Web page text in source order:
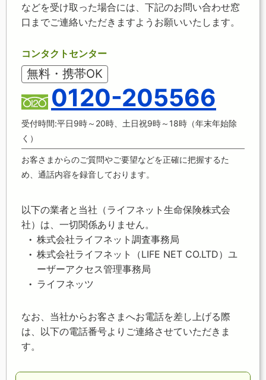
などを受け取った場合には、下記のお問い合わせ窓
口までご連絡いただきますようお願いいたします。
コンタクトセンター
0120-205566
無料・携帯OK
受付時間:平日9時～20時、土日祝9時～18時（年末年始除
く）
お客さまからのご質問やご要望などを正確に把握するた
め、通話内容を録音しております。
以下の業者と当社（ライフネット生命保険株式会
社）は、一切関係ありません。
株式会社ライフネット調査事務局
株式会社ライフネット（LIFE NET CO.LTD）ユ
ーザーアクセス管理事務局
ライフネッツ
なお、当社からお客さまへお電話を差し上げる際
は、以下の電話番号よりご連絡させていただきま
す。